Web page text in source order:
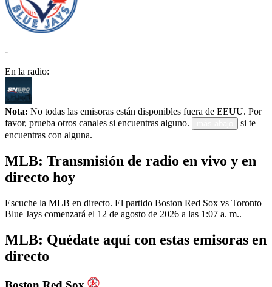
-
En la radio:
Nota: No todas las emisoras están disponibles fuera de EEUU. Por
favor, prueba otros canales si encuentras alguno.
si te
encuentras con alguna.
MLB: Transmisión de radio en vivo y en
directo hoy
Escuche la MLB en directo. El partido Boston Red Sox vs Toronto
Blue Jays comenzará el 12 de agosto de 2026 a las 1:07 a. m..
MLB: Quédate aquí con estas emisoras en
directo